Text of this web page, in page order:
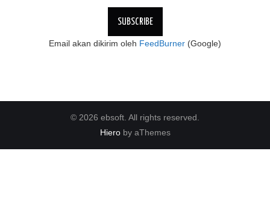
Email akan dikirim oleh FeedBurner (Google)
© 2026 ebsoft. All rights reserved.
Hieroby aThemes